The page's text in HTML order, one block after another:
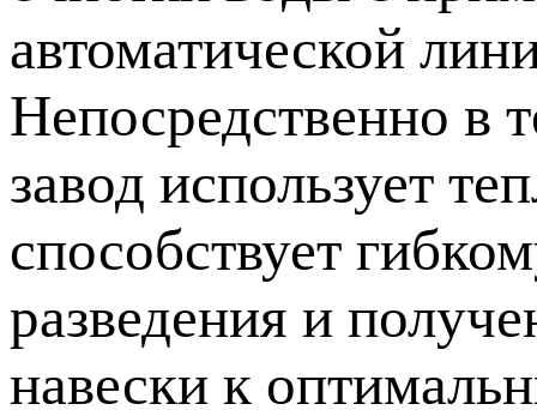
автоматической
Непосредственно в
завод использует
способствует
разведения и
навески к